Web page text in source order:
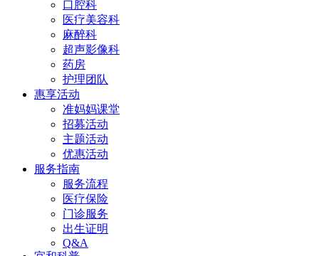
口腔科
医疗美容科
麻醉科
超声影像科
药房
护理团队
惠享活动
准妈妈课堂
招募活动
主题活动
优惠活动
服务指南
服务流程
医疗保险
门诊服务
出生证明
Q&A